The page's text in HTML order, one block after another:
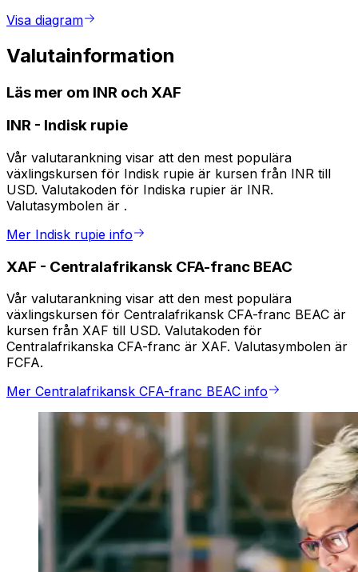
Visa diagram
Valutainformation
Läs mer om INR och XAF
INR - Indisk rupie
Vår valutarankning visar att den mest populära
växlingskursen för Indisk rupie är kursen från INR till
USD. Valutakoden för Indiska rupier är INR.
Valutasymbolen är ₹.
Mer Indisk rupie info
XAF - Centralafrikansk CFA-franc BEAC
Vår valutarankning visar att den mest populära
växlingskursen för Centralafrikansk CFA-franc BEAC är
kursen från XAF till USD. Valutakoden för
Centralafrikanska CFA-franc är XAF. Valutasymbolen är
FCFA.
Mer Centralafrikansk CFA-franc BEAC info